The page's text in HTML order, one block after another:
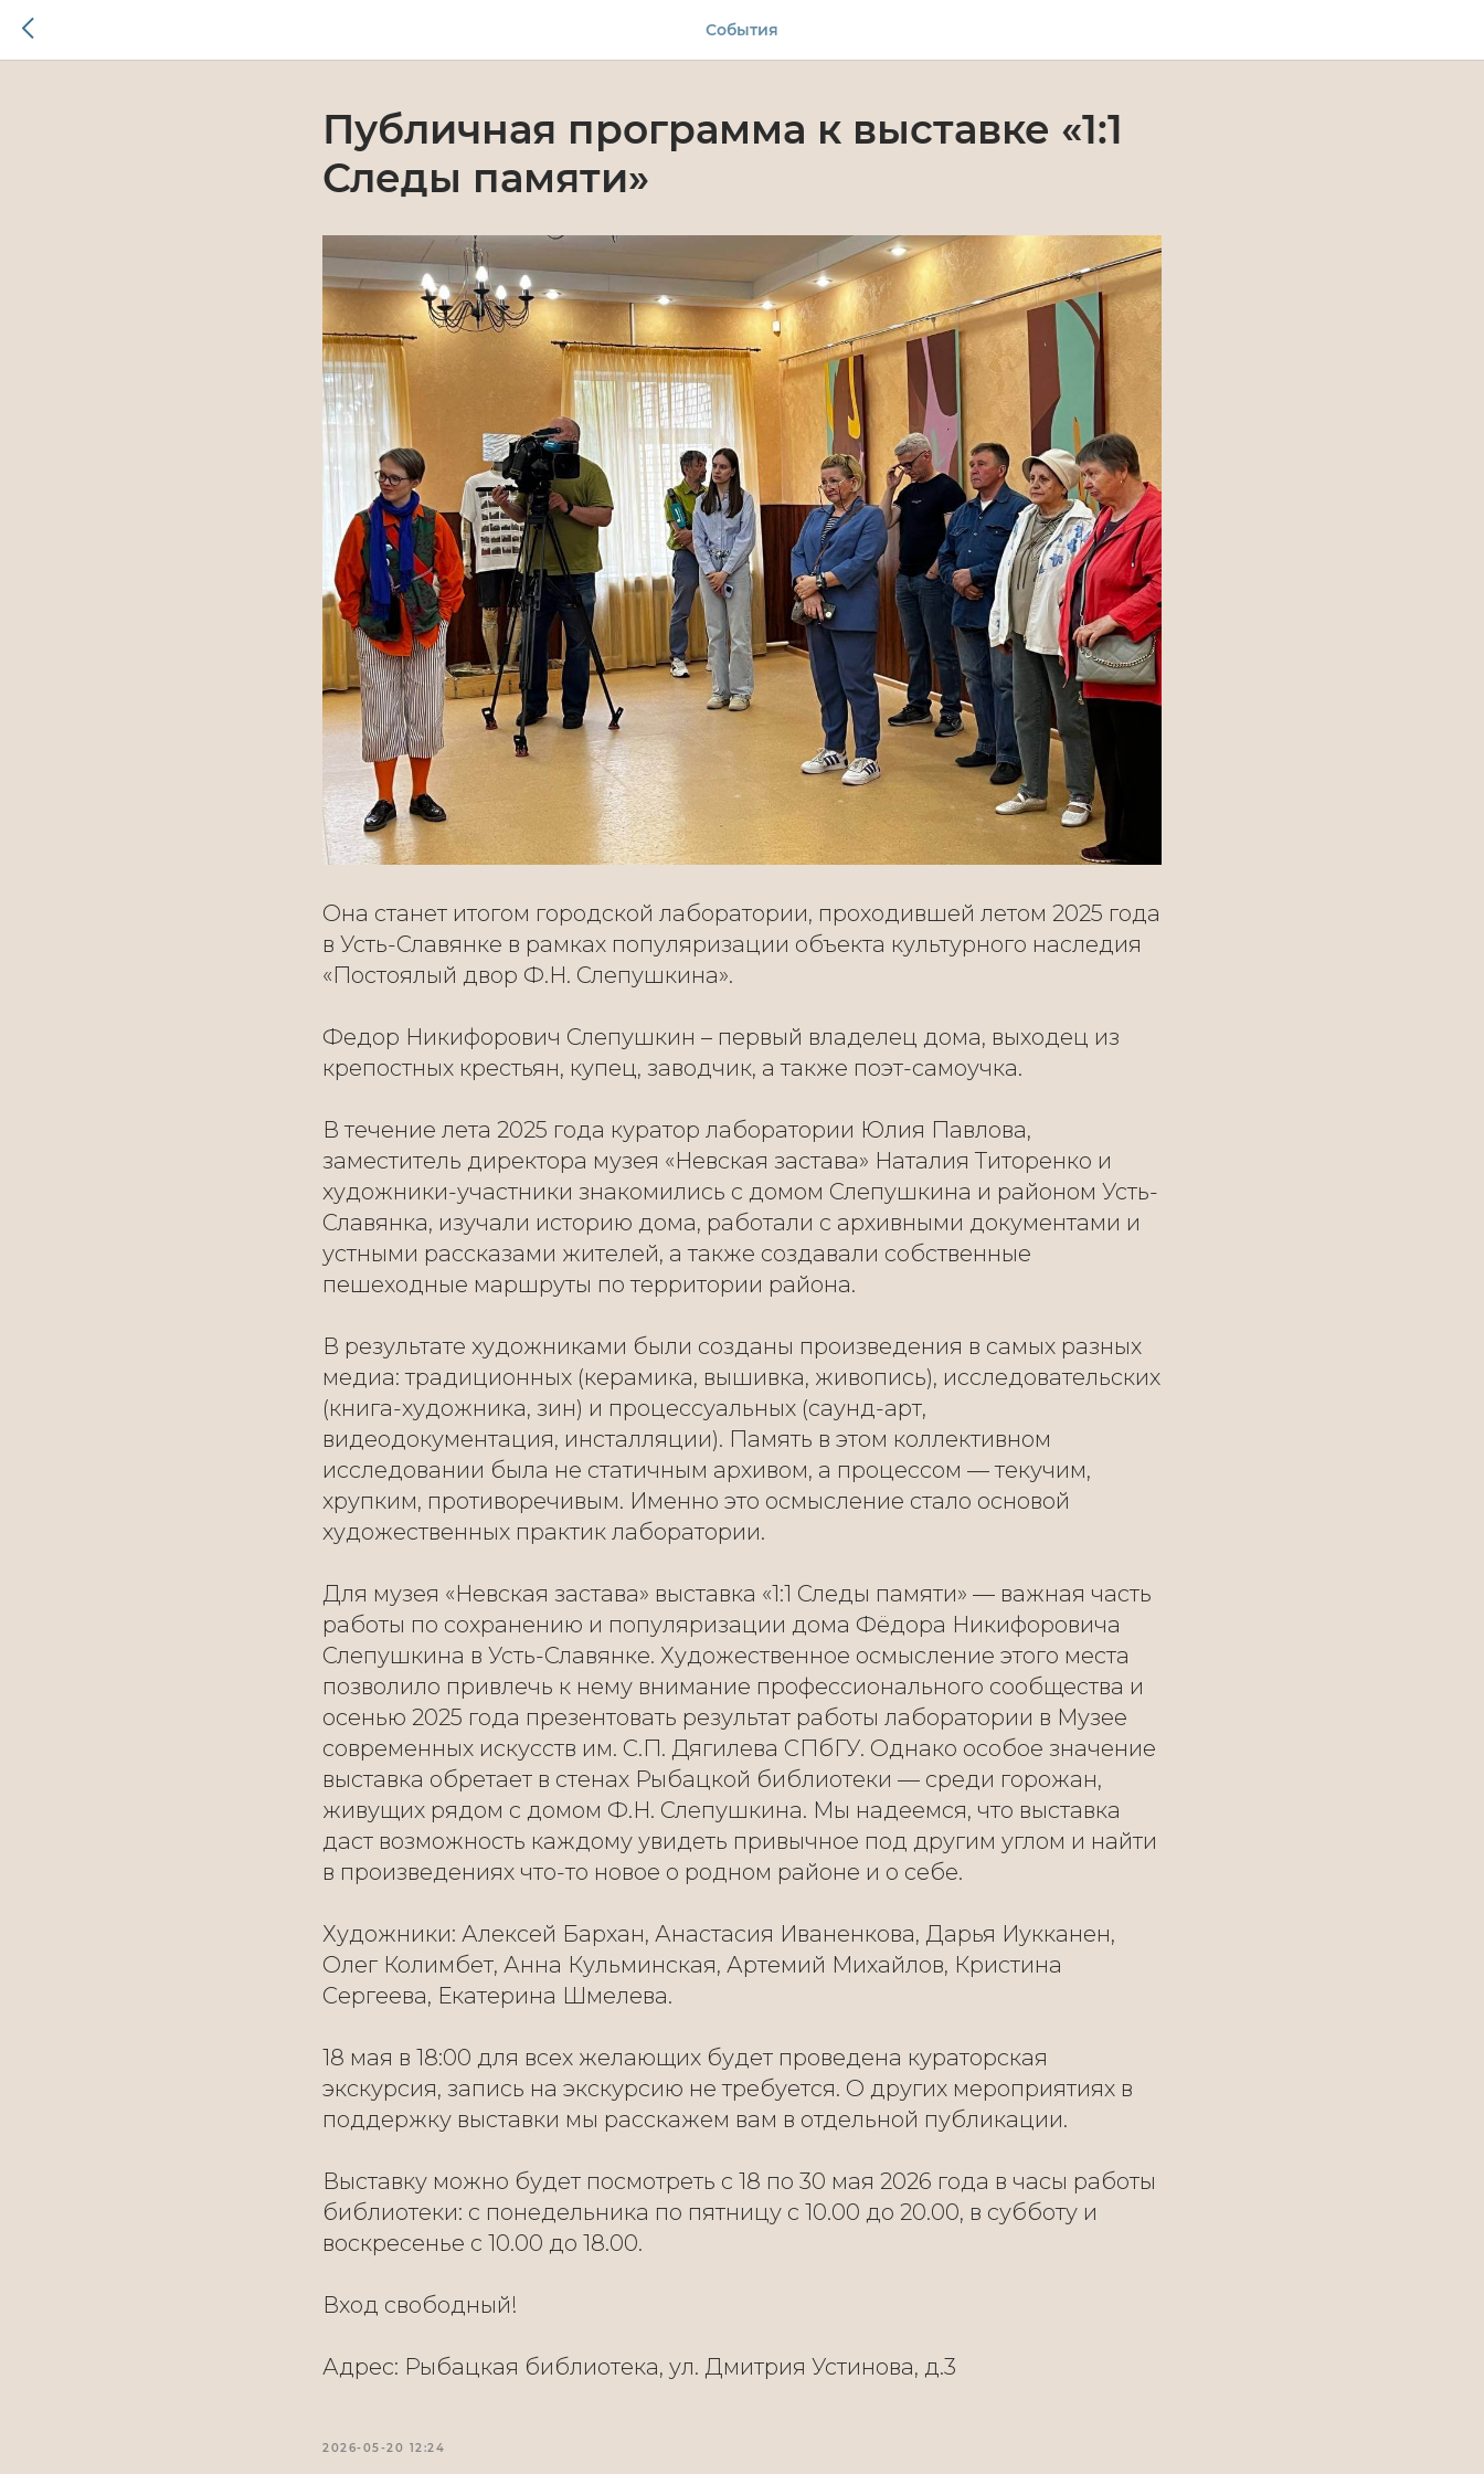
События
Публичная программа к выставке «1:1
Следы памяти»
Она станет итогом городской лаборатории, проходившей летом 2025 года
в Усть-Славянке в рамках популяризации объекта культурного наследия
«Постоялый двор Ф.Н. Слепушкина».
Федор Никифорович Слепушкин – первый владелец дома, выходец из
крепостных крестьян, купец, заводчик, а также поэт-самоучка.
В течение лета 2025 года куратор лаборатории Юлия Павлова,
заместитель директора музея «Невская застава» Наталия Титоренко и
художники-участники знакомились с домом Слепушкина и районом Усть-
Славянка, изучали историю дома, работали с архивными документами и
устными рассказами жителей, а также создавали собственные
пешеходные маршруты по территории района.
В результате художниками были созданы произведения в самых разных
медиа: традиционных (керамика, вышивка, живопись), исследовательских
(книга-художника, зин) и процессуальных (саунд-арт,
видеодокументация, инсталляции). Память в этом коллективном
исследовании была не статичным архивом, а процессом — текучим,
хрупким, противоречивым. Именно это осмысление стало основой
художественных практик лаборатории.
Для музея «Невская застава» выставка «1:1 Следы памяти» — важная часть
работы по сохранению и популяризации дома Фёдора Никифоровича
Слепушкина в Усть-Славянке. Художественное осмысление этого места
позволило привлечь к нему внимание профессионального сообщества и
осенью 2025 года презентовать результат работы лаборатории в Музее
современных искусств им. С.П. Дягилева СПбГУ. Однако особое значение
выставка обретает в стенах Рыбацкой библиотеки — среди горожан,
живущих рядом с домом Ф.Н. Слепушкина. Мы надеемся, что выставка
даст возможность каждому увидеть привычное под другим углом и найти
в произведениях что-то новое о родном районе и о себе.
Художники: Алексей Бархан, Анастасия Иваненкова, Дарья Иукканен,
Олег Колимбет, Анна Кульминская, Артемий Михайлов, Кристина
Сергеева, Екатерина Шмелева.
18 мая в 18:00 для всех желающих будет проведена кураторская
экскурсия, запись на экскурсию не требуется. О других мероприятиях в
поддержку выставки мы расскажем вам в отдельной публикации.
Выставку можно будет посмотреть с 18 по 30 мая 2026 года в часы работы
библиотеки: с понедельника по пятницу с 10.00 до 20.00, в субботу и
воскресенье с 10.00 до 18.00.
Вход свободный!
Адрес: Рыбацкая библиотека, ул. Дмитрия Устинова, д.3
2026-05-20 12:24